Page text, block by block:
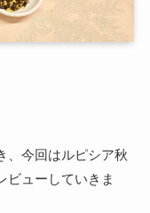
、今回はルピシア秋
ビューしていきま